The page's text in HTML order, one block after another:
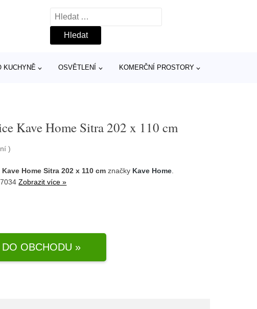
Vyhledávání
KUCHYNĚ OSVĚTLENÍ KOMERČNÍ PROSTORY
Kave Home Sitra 202 x 110 cm
)
Home Sitra 202 x 110 cm značky Kave Home
Zobrazit více »
DO OBCHODU »